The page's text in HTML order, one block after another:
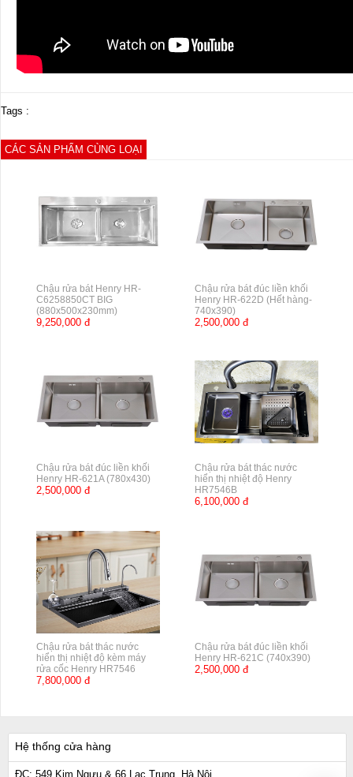
Tags :
CÁC SẢN PHẨM CÙNG LOẠI
Chậu rửa bát Henry HR-
C6258850CT BIG
(880x500x230mm)
9,250,000 đ
Chậu rửa bát đúc liền khối
Henry HR-622D (Hết hàng-
740x390)
2,500,000 đ
Chậu rửa bát đúc liền khối
Henry HR-621A (780x430)
2,500,000 đ
Chậu rửa bát thác nước
hiển thị nhiệt độ Henry
HR7546B
6,100,000 đ
Chậu rửa bát thác nước
hiển thị nhiệt độ kèm máy
rửa cốc Henry HR7546
7,800,000 đ
Chậu rửa bát đúc liền khối
Henry HR-621C (740x390)
2,500,000 đ
Hệ thống cửa hàng
ĐC: 549 Kim Ngưu & 66 Lạc Trung, Hà Nội